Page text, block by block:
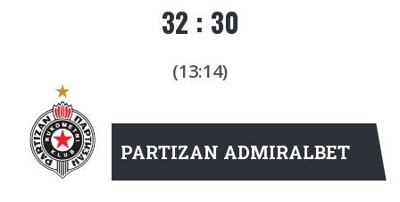
32 : 30
(13:14)
PARTIZAN ADMIRALBET